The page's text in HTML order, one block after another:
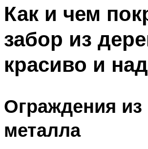
Меню
Как и чем
забор из
красиво и
Ограждения из
металла